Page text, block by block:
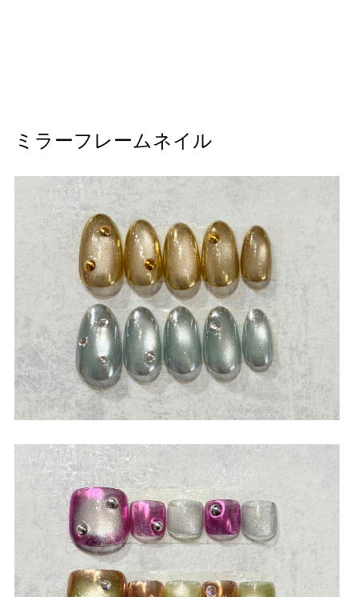
ミラーフレームネイル